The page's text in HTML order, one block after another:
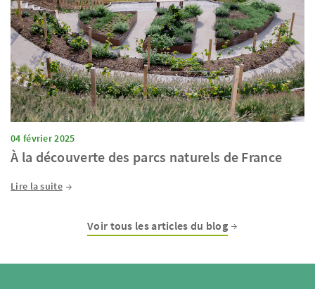
04 février 2025
À la découverte des parcs naturels de France
Lire la suite
Voir tous les articles du blog